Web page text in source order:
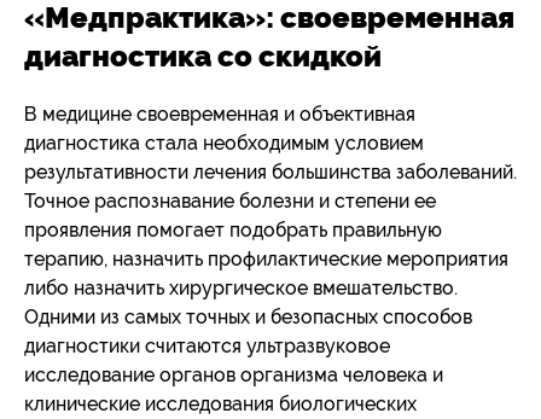
«Медпрактика»: своевременная
диагностика со скидкой
В медицине своевременная и объективная
диагностика стала необходимым условием
результативности лечения большинства заболеваний.
Точное распознавание болезни и степени ее
проявления помогает подобрать правильную
терапию, назначить профилактические мероприятия
либо назначить хирургическое вмешательство.
Одними из самых точных и безопасных способов
диагностики считаются ультразвуковое
исследование органов организма человека и
клинические исследования биологических